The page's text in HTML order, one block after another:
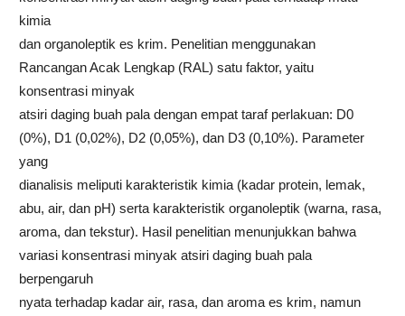
kimia
dan organoleptik es krim. Penelitian menggunakan
Rancangan Acak Lengkap (RAL) satu faktor, yaitu
konsentrasi minyak
atsiri daging buah pala dengan empat taraf perlakuan: D0
(0%), D1 (0,02%), D2 (0,05%), dan D3 (0,10%). Parameter
yang
dianalisis meliputi karakteristik kimia (kadar protein, lemak,
abu, air, dan pH) serta karakteristik organoleptik (warna, rasa,
aroma, dan tekstur). Hasil penelitian menunjukkan bahwa
variasi konsentrasi minyak atsiri daging buah pala
berpengaruh
nyata terhadap kadar air, rasa, dan aroma es krim, namun